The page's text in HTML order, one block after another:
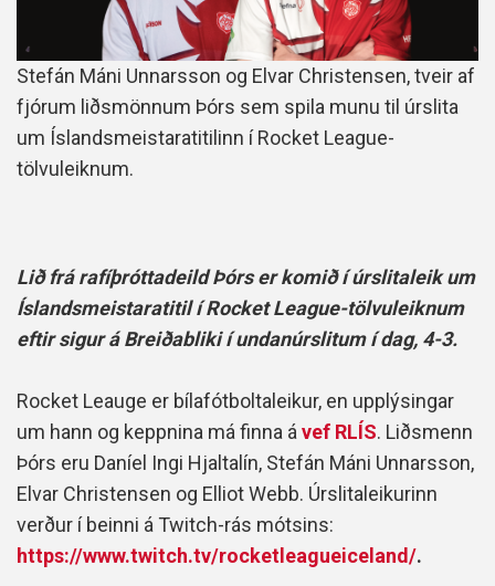
Stefán Máni Unnarsson og Elvar Christensen, tveir af
fjórum liðsmönnum Þórs sem spila munu til úrslita
um Íslandsmeistaratitilinn í Rocket League-
tölvuleiknum.
Lið frá rafíþróttadeild Þórs er komið í úrslitaleik um
Íslandsmeistaratitil í Rocket League-tölvuleiknum
eftir sigur á Breiðabliki í undanúrslitum í dag, 4-3.
Rocket Leauge er bílafótboltaleikur, en upplýsingar
um hann og keppnina má finna ávef RLÍS. Liðsmenn
Þórs eru Daníel Ingi Hjaltalín, Stefán Máni Unnarsson,
Elvar Christensen og Elliot Webb. Úrslitaleikurinn
verður í beinni á Twitch-rás mótsins:
https://www.twitch.tv/rocketleagueiceland/.